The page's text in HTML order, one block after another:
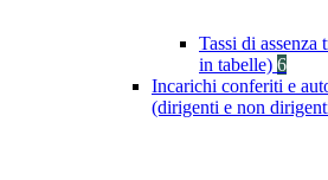
Tassi di assenza
in tabelle) 6
Incarichi conferiti e
(dirigenti e non